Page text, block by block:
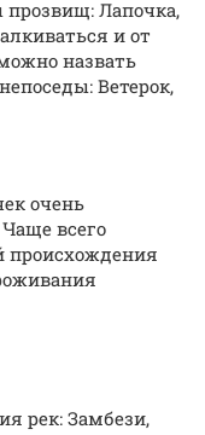
Лапочка,
и от
назвать
Ветерок,
очень
всего
происхождения
рек: Замбези,